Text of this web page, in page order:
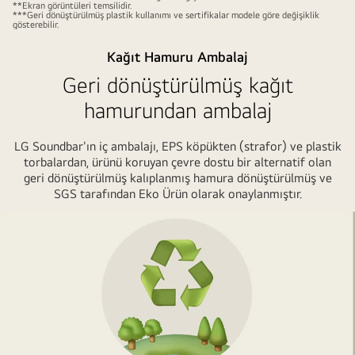
önden
çerçeve
görüntüsü.
Soundbar'ın
**Ekran görüntüleri temsilidir.
***Geri dönüştürülmüş plastik kullanımı ve sertifikalar modele göre değişiklik
gösterebilir.
Kağıt Hamuru Ambalaj
Geri dönüştürülmüş kağıt
hamurundan ambalaj
LG Soundbar'ın iç ambalajı, EPS köpükten (strafor) ve plastik
torbalardan, ürünü koruyan çevre dostu bir alternatif olan
geri dönüştürülmüş kalıplanmış hamura dönüştürülmüş ve
SGS tarafından Eko Ürün olarak onaylanmıştır.